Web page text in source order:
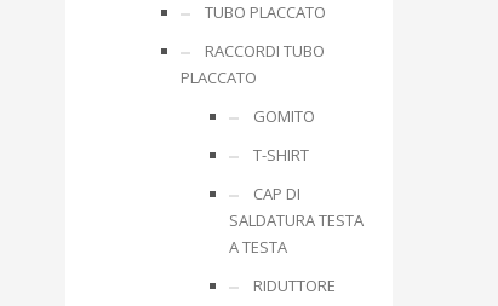
TUBO PLACCATO
RACCORDI TUBO
PLACCATO
GOMITO
T-SHIRT
CAP DI
SALDATURA TESTA
A TESTA
RIDUTTORE